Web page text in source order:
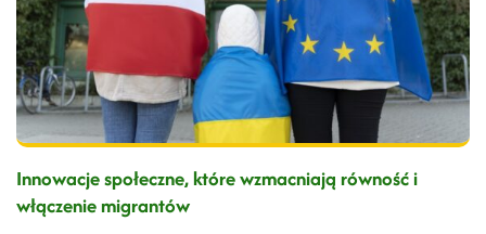
Innowacje społeczne, które wzmacniają równość i
włączenie migrantów